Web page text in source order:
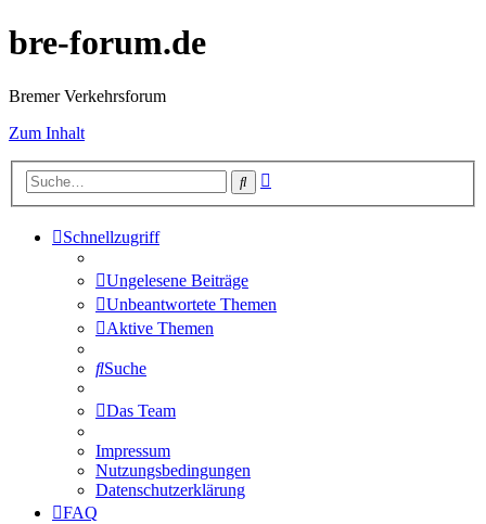
bre-forum.de
Bremer Verkehrsforum
Zum Inhalt
Suche
Schnellzugriff
Ungelesene Beiträge
Unbeantwortete Themen
Aktive Themen
Suche
Das Team
Impressum
Nutzungsbedingungen
Datenschutzerklärung
FAQ